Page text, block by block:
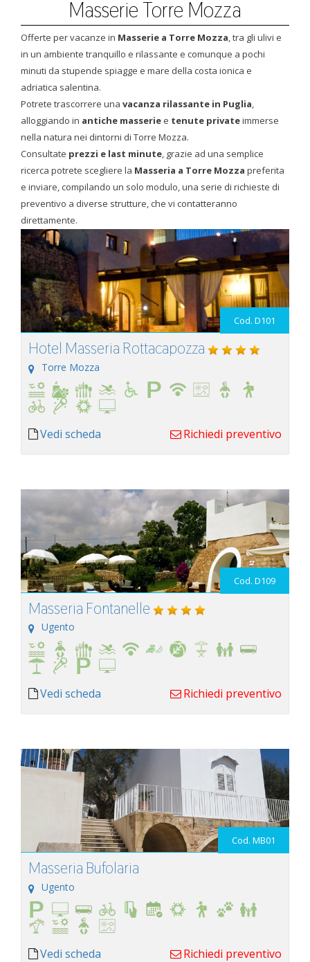
Masserie Torre Mozza
Offerte per vacanze in Masserie a Torre Mozza, tra gli ulivi e
in un ambiente tranquillo e rilassante e comunque a pochi
minuti da stupende spiagge e mare della costa ionica e
adriatica salentina.
Potrete trascorrere una vacanza rilassante in Puglia,
alloggiando in antiche masserie e tenute privateimmerse
nella natura nei dintorni di Torre Mozza.
Consultate prezzi e last minute, grazie ad una semplice
ricerca potrete scegliere la Masseria a Torre Mozza preferita
e inviare, compilando un solo modulo, una serie di richieste di
preventivo a diverse strutture, che vi contatteranno
direttamente.
Cod. D101
Hotel Masseria Rottacapozza
Torre Mozza
Vedi scheda Richiedi preventivo
Cod. D109
Masseria Fontanelle
Ugento
Vedi scheda Richiedi preventivo
Cod. MB01
Masseria Bufolaria
Ugento
Vedi scheda Richiedi preventivo